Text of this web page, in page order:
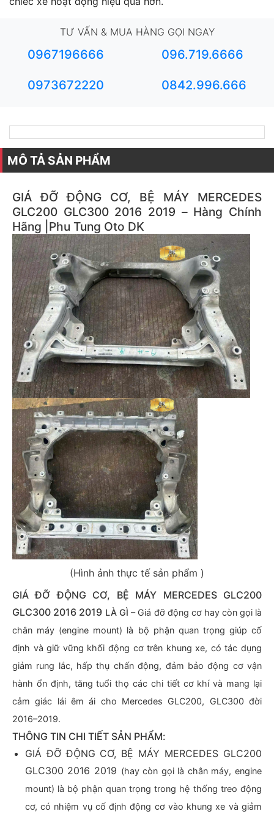
TƯ VẤN & MUA HÀNG GỌI NGAY
0967196666 096.719.6666
0973672220 0842.996.666
MÔ TẢ SẢN PHẨM
GIÁ ĐỠ ĐỘNG CƠ, BỆ MÁY MERCEDES
GLC200 GLC300 2016 2019 – Hàng Chính
Hãng | Phu Tung Oto DK
(Hình ảnh thực tế sản phẩm )
GIÁ ĐỠ ĐỘNG CƠ, BỆ MÁY MERCEDES GLC200
GLC300 2016 2019 LÀ GÌ – Giá đỡ động cơ hay còn gọi là
chân máy (engine mount) là bộ phận quan trọng giúp cố
định và giữ vững khối động cơ trên khung xe, có tác dụng
giảm rung lắc, hấp thụ chấn động, đảm bảo động cơ vận
hành ổn định, tăng tuổi thọ các chi tiết cơ khí và mang lại
cảm giác lái êm ái cho Mercedes GLC200, GLC300 đời
2016–2019.
THÔNG TIN CHI TIẾT SẢN PHẨM:
GIÁ ĐỠ ĐỘNG CƠ, BỆ MÁY MERCEDES GLC200
GLC300 2016 2019 (hay còn gọi là chân máy, engine
mount) là bộ phận quan trọng trong hệ thống treo động
cơ, có nhiệm vụ cố định động cơ vào khung xe và giảm